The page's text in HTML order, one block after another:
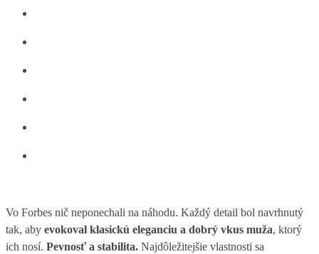
Vo Forbes nič neponechali na náhodu. Každý detail bol navrhnutý
tak, aby evokoval klasickú eleganciu a dobrý vkus muža, ktorý
ich nosí. Pevnosť a stabilita. Najdôležitejšie vlastnosti sa